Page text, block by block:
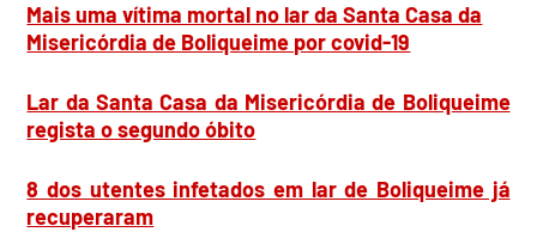
Mais uma vítima mortal no lar da Santa Casa da
Misericórdia de Boliqueime por covid-19
Lar da Santa Casa da Misericórdia de Boliqueime
regista o segundo óbito
8 dos utentes infetados em lar de Boliqueime já
recuperaram